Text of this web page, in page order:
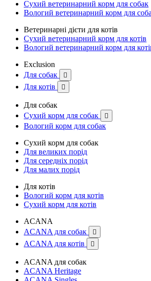
Сухий ветеринарний корм для собак
Вологий ветеринарний корм для
Ветеринарні дієти для котів
Сухий ветеринарний корм для котів
Вологий ветеринарний корм для
Exclusion
Для собак

Для котів 
Для собак
Сухий корм для собак

Вологий корм для собак
Сухий корм для собак
Для великих порід
Для середніх порід
Для малих порід
Для котів
Вологий корм для котів
Сухий корм для котів
ACANA
ACANA для собак

ACANA для котів 
ACANA для собак
ACANA Heritage